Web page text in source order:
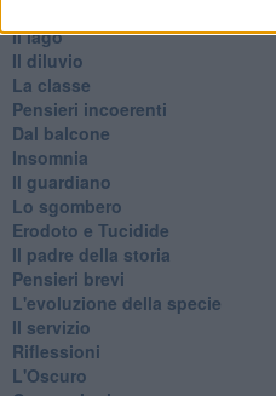
Il lago
Il diluvio
La classe
Pensieri incoerenti
Dal balcone
Insomnia
Il guardiano
Lo sgombero
Erodoto e Tucidide
Il padre della storia
Pensieri brevi
L'evoluzione della specie
Il servizio
Riflessioni
L'Oscuro